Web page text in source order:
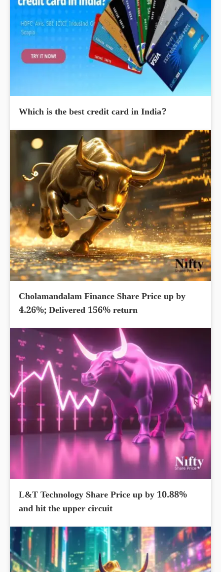
Which is the best credit card in India?
Cholamandalam Finance Share Price up by
4.26%; Delivered 156% return
L&T Technology Share Price up by 10.88%
and hit the upper circuit